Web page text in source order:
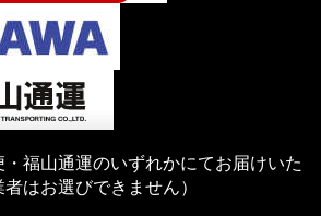
福山通運のいずれかにてお届けいた
はお選びできません）